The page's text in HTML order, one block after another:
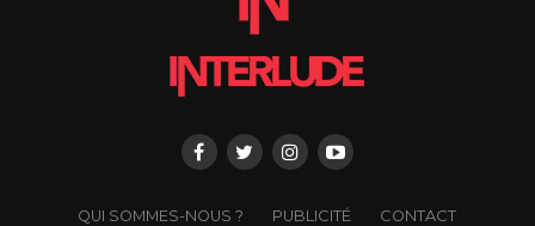
QUI SOMMES-NOUS ? PUBLICITÉ
CONTACT